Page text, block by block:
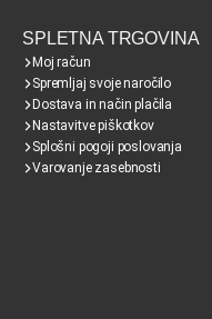
SPLETNA TRGOVINA
Moj račun
Spremljaj svoje naročilo
Dostava in način plačila
Nastavitve piškotkov
Splošni pogoji poslovanja
Varovanje zasebnosti